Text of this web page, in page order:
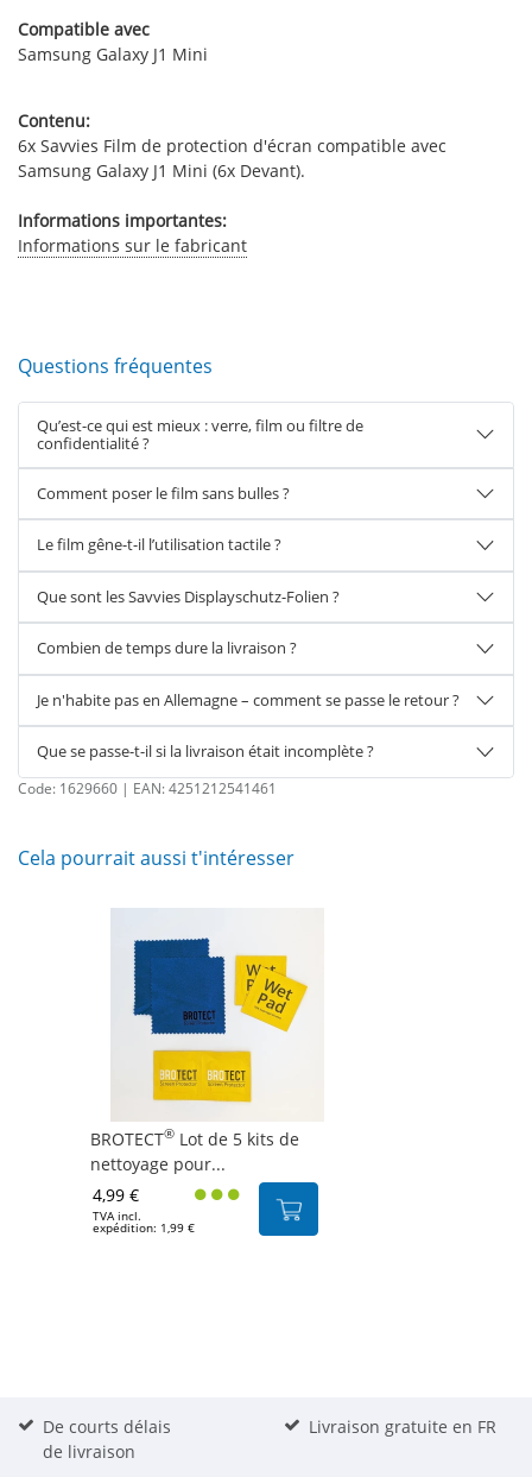
Compatible avec
Samsung Galaxy J1 Mini
Contenu:
6x Savvies Film de protection d'écran compatible avec
Samsung Galaxy J1 Mini (6x Devant).
Informations importantes:
Informations sur le fabricant
Questions fréquentes
Qu’est-ce qui est mieux : verre, film ou filtre de
confidentialité ?
Comment poser le film sans bulles ?
Le film gêne-t-il l’utilisation tactile ?
Que sont les Savvies Displayschutz-Folien ?
Combien de temps dure la livraison ?
Je n'habite pas en Allemagne – comment se passe le retour ?
Que se passe-t-il si la livraison était incomplète ?
Code: 1629660 | EAN:4251212541461
Cela pourrait aussi t'intéresser
BROTECT® Lot de 5 kits de
nettoyage pour...
4,99 €
TVA incl.
expédition: 1,99 €
De courts délais
de livraison
Livraison gratuite en FR